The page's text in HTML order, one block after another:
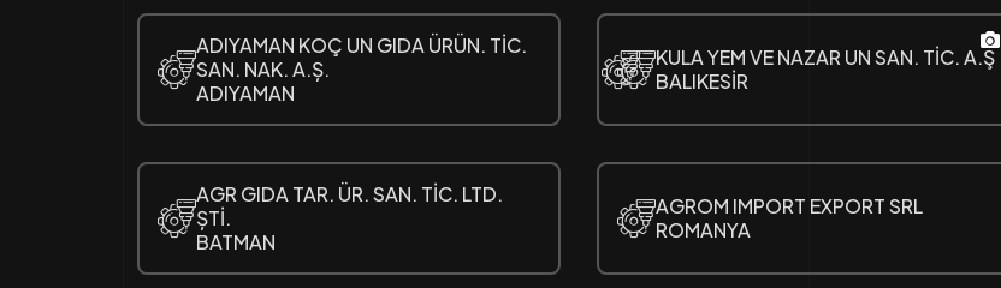
ADIYAMAN KOÇ UN GIDA ÜRÜN. TİC.
SAN. NAK. A.Ș.
ADIYAMAN
KULA YEM VE NAZAR UN SAN. TİC. A.Ş
BALIKESİR
AGR GIDA TAR. ÜR. SAN. TİC. LTD.
ȘTİ.
BATMAN
AGROM IMPORT EXPORT SRL
ROMANYA